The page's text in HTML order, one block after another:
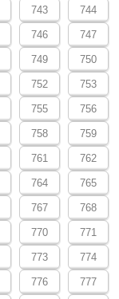
743 744
746 747
749 750
752 753
755 756
758 759
761 762
764 765
767 768
770 771
773 774
776 777